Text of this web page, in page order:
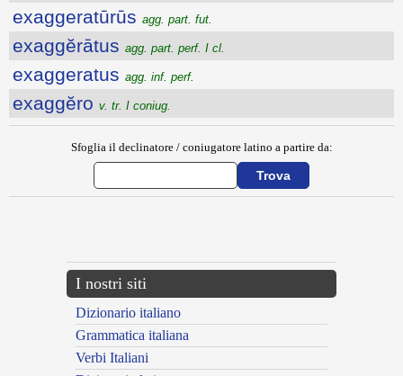
exaggeratūrūs agg. part. fut.
exaggĕrātus agg. part. perf. I cl.
exaggeratus agg. inf. perf.
exaggĕro v. tr. I coniug.
Sfoglia il declinatore / coniugatore latino a partire da:
I nostri siti
Dizionario italiano
Grammatica italiana
Verbi Italiani